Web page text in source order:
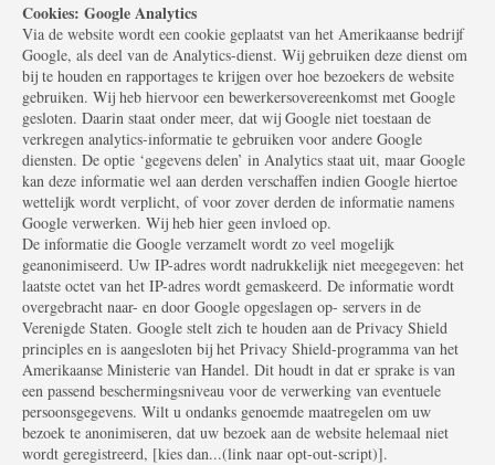
Cookies: Google Analytics
Via de website wordt een cookie geplaatst van het Amerikaanse bedrijf
Google, als deel van de Analytics-dienst. Wij gebruiken deze dienst om
bij te houden en rapportages te krijgen over hoe bezoekers de website
gebruiken. Wij heb hiervoor een bewerkersovereenkomst met Google
gesloten. Daarin staat onder meer, dat wij Google niet toestaan de
verkregen analytics-informatie te gebruiken voor andere Google
diensten. De optie ‘gegevens delen’ in Analytics staat uit, maar Google
kan deze informatie wel aan derden verschaffen indien Google hiertoe
wettelijk wordt verplicht, of voor zover derden de informatie namens
Google verwerken. Wij heb hier geen invloed op.
De informatie die Google verzamelt wordt zo veel mogelijk
geanonimiseerd. Uw IP-adres wordt nadrukkelijk niet meegegeven: het
laatste octet van het IP-adres wordt gemaskeerd. De informatie wordt
overgebracht naar- en door Google opgeslagen op- servers in de
Verenigde Staten. Google stelt zich te houden aan de Privacy Shield
principles en is aangesloten bij het Privacy Shield-programma van het
Amerikaanse Ministerie van Handel. Dit houdt in dat er sprake is van
een passend beschermingsniveau voor de verwerking van eventuele
persoonsgegevens. Wilt u ondanks genoemde maatregelen om uw
bezoek te anonimiseren, dat uw bezoek aan de website helemaal niet
wordt geregistreerd, [kies dan...(link naar opt-out-script)].